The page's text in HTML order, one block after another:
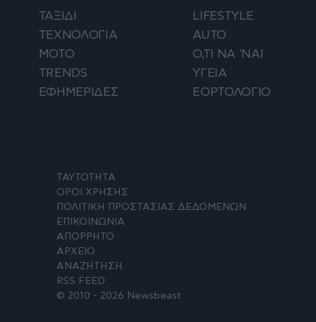
ΤΑΞΙΔΙ
LIFESTYLE
ΤΕΧΝΟΛΟΓΙΑ
AUTO
ΜΟΤΟ
Ο,ΤΙ ΝΑ 'ΝΑΙ
TRENDS
ΥΓΕΙΑ
ΕΦΗΜΕΡΙΔΕΣ
ΕΟΡΤΟΛΟΓΙΟ
ΤΑΥΤΟΤΗΤΑ
ΟΡΟΙ ΧΡΗΣΗΣ
ΠΟΛΙΤΙΚΗ ΠΡΟΣΤΑΣΙΑΣ ΔΕΔΟΜΕΝΩΝ
ΕΠΙΚΟΙΝΩΝΙΑ
ΑΠΟΡΡΗΤΟ
ΑΡΧΕΙΟ
ΑΝΑΖΗΤΗΣΗ
RSS FEED
© 2010 - 2026 Newsbeast